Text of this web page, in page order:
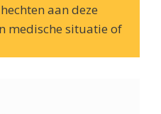
aan deze
medische situatie of